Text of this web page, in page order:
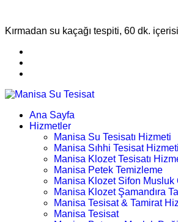
Kırmadan su kaçağı tespiti, 60 dk.
Ana Sayfa
Hizmetler
Manisa Su Tesisatı Hizmeti
Manisa Sıhhi Tesisat Hizmeti
Manisa Klozet Tesisatı
Manisa Petek Temizleme
Manisa Klozet Sifon Musluk
Manisa Klozet Şamandıra
Manisa Tesisat & Tamirat
Manisa Tesisat